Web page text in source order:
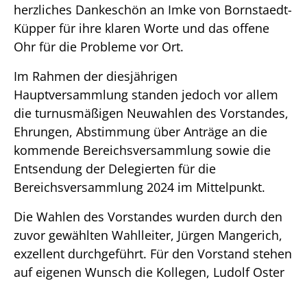
herzliches Dankeschön an Imke von Bornstaedt-
Küpper für ihre klaren Worte und das offene
Ohr für die Probleme vor Ort.
Im Rahmen der diesjährigen
Hauptversammlung standen jedoch vor allem
die turnusmäßigen Neuwahlen des Vorstandes,
Ehrungen, Abstimmung über Anträge an die
kommende Bereichsversammlung sowie die
Entsendung der Delegierten für die
Bereichsversammlung 2024 im Mittelpunkt.
Die Wahlen des Vorstandes wurden durch den
zuvor gewählten Wahlleiter, Jürgen Mangerich,
exzellent durchgeführt. Für den Vorstand stehen
auf eigenen Wunsch die Kollegen, Ludolf Oster